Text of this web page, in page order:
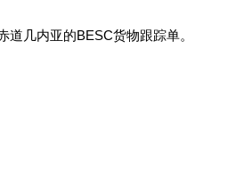
几内亚的BESC货物跟踪单。